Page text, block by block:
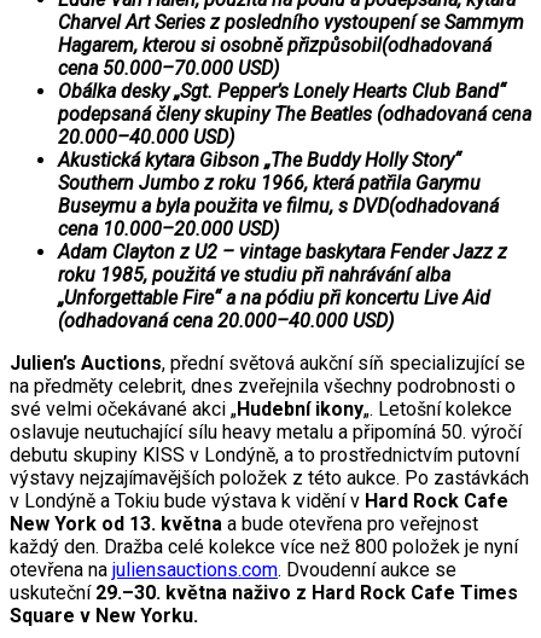
Charvel Art Series z posledního vystoupení se Sammym
Hagarem, kterou si osobně přizpůsobil(odhadovaná
cena 50.000–70.000 USD)
Obálka desky „Sgt. Pepper’s Lonely Hearts Club Band“
podepsaná členy skupiny The Beatles (odhadovaná cena
20.000–40.000 USD)
Akustická kytara Gibson „The Buddy Holly Story“
Southern Jumbo z roku 1966, která patřila Garymu
Buseymu a byla použita ve filmu, s DVD(odhadovaná
cena 10.000–20.000 USD)
Adam Clayton z U2 – vintage baskytara Fender Jazz z
roku 1985, použitá ve studiu při nahrávání alba
„Unforgettable Fire“ a na pódiu při koncertu Live Aid
(odhadovaná cena 20.000–40.000 USD)
Julien’s Auctions, přední světová aukční síň specializující se
na předměty celebrit, dnes zveřejnila všechny podrobnosti o
své velmi očekávané akci „Hudební ikony„. Letošní kolekce
oslavuje neutuchající sílu heavy metalu a připomíná 50. výročí
debutu skupiny KISS v Londýně, a to prostřednictvím putovní
výstavy nejzajímavějších položek z této aukce. Po zastávkách
v Londýně a Tokiu bude výstava k vidění v Hard Rock Cafe
New York od 13. května a bude otevřena pro veřejnost
každý den. Dražba celé kolekce více než 800 položek je nyní
otevřena na juliensauctions.com. Dvoudenní aukce se
uskuteční 29.–30. května naživo z Hard Rock Cafe Times
Square v New Yorku.